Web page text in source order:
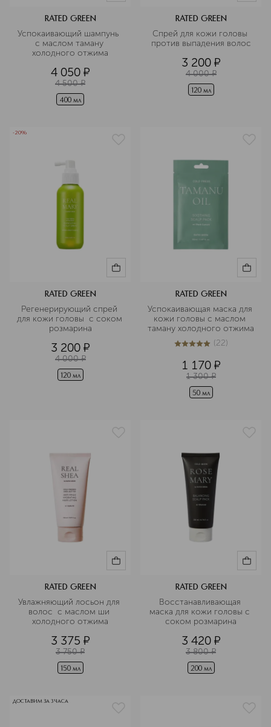
RATED GREEN
Успокаивающий шампунь
с маслом таману
холодного отжима
4 050 ¤
4 500 ¤
400 мл
RATED GREEN
Спрей для кожи головы
против выпадения волос
3 200 ¤
4 000 ¤
120 мл
-20%
RATED GREEN
Регенерирующий спрей
для кожи головы  с соком
розмарина
3 200 ¤
4 000 ¤
120 мл
RATED GREEN
Успокаивающая маска для
кожи головы с маслом
таману холодного отжима
5из 522 (22)
1 170 ¤
1 300 ¤
50 мл
RATED GREEN
Увлажняющий лосьон для
волос  с маслом ши
холодного отжима
3 375 ¤
3 750 ¤
150 мл
RATED GREEN
Восстанавливающая
маска для кожи головы с
соком розмарина
3 420 ¤
3 800 ¤
200 мл
ДОСТАВИМ ЗА 3 ЧАСА